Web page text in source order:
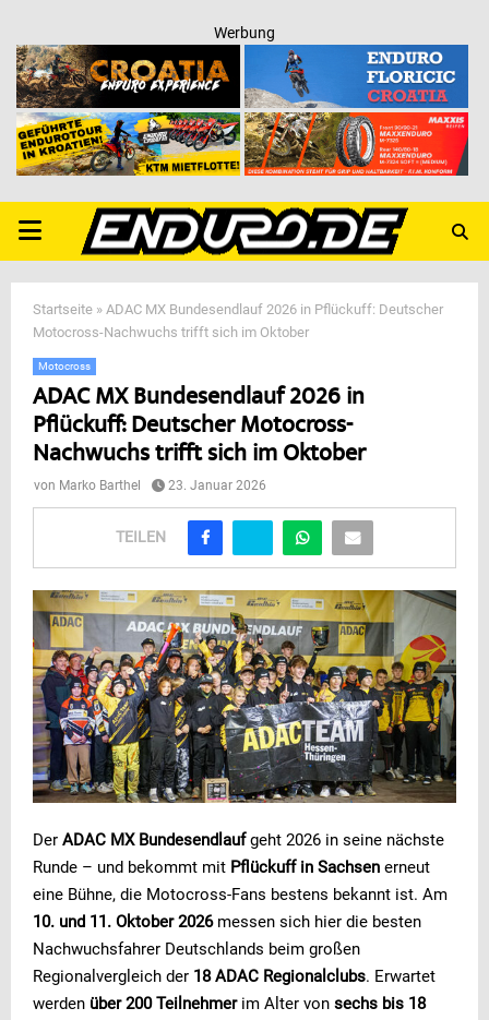
Werbung
PRIMARY
MENU
Startseite » ADAC MX Bundesendlauf 2026 in Pflückuff: Deutscher
Motocross-Nachwuchs trifft sich im Oktober
Motocross
ADAC MX Bundesendlauf 2026 in
Pflückuff: Deutscher Motocross-
Nachwuchs trifft sich im Oktober
von Marko Barthel 23. Januar 2026
TEILEN
Der ADAC MX Bundesendlaufgeht 2026 in seine nächste
Runde – und bekommt mit Pflückuff in Sachsen erneut
eine Bühne, die Motocross-Fans bestens bekannt ist. Am
10. und 11. Oktober 2026messen sich hier die besten
Nachwuchsfahrer Deutschlands beim großen
Regionalvergleich der 18 ADAC Regionalclubs. Erwartet
werden über 200 Teilnehmerim Alter von sechs bis 18